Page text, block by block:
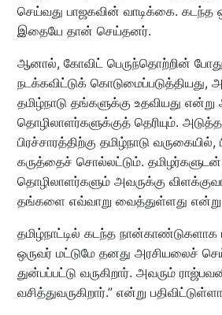
செய்வது பாஜகவின் வாடிக்கை. கடந்த
இதையே தான் செய்தனர்.
ஆனால், கோவிட் பெருந்தொற்றின்
நடக்கவிட்டுக் கொடுமைப்படுத்தியது,
தமிழ்நாடு தங்களுக்கு உதவியது
தொழிலாளர்களுக்குத் தெரியும்.
பிரச்சாரத்திற்கு தமிழ்நாடு
கருத்தைச் சொல்லட்டும். தமிழர்களுடன்
தொழிலாளர்களும் அவருக்கு
தங்களை எவ்வாறு வைத்துள்ளது
தமிழ்நாட்டில் கடந்த நான்காண்டுகளாக
ஒருவர் மட்டுமே தனது அரசியலைச்
துன்பப்பட்டு வருகிறார். அவரும்
வசித்துவருகிறார்.” என்று